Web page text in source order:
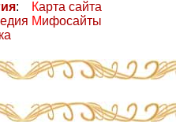
:
Карта сайта
Мифосайты